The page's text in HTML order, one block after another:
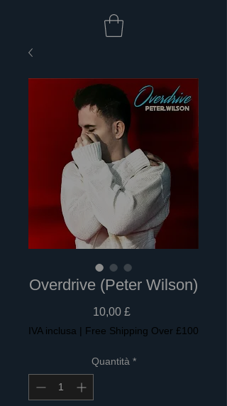
Overdrive (Peter Wilson)
10,00 £Prezzo
IVA inclusa | Free Shipping Over £100
Quantità *